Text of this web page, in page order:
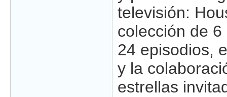
televisión:
colección de
24 episodios,
y la
estrellas